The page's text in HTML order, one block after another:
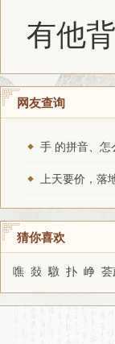
有他
网友查询
手 的拼音、怎
猜你喜欢
噍 敥 驐 扑 峥 荟